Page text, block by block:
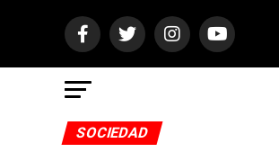
SOCIEDAD